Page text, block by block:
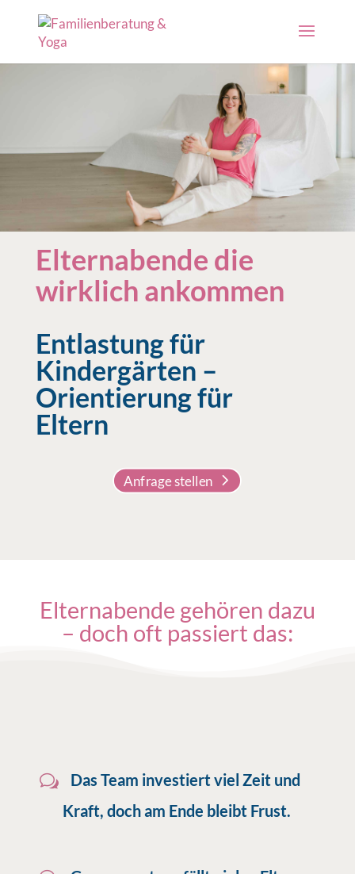
Elternabende die
wirklich ankommen
Entlastung für
Kindergärten –
Orientierung für
Eltern
Anfrage stellen
Elternabende gehören dazu
– doch oft passiert das:
Das Team investiert viel Zeit und
Kraft, doch am Ende bleibt Frust.